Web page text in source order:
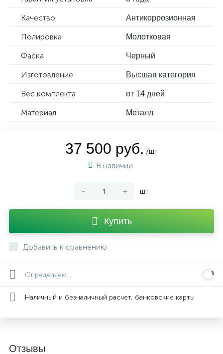
Качество Антикоррозионная
Полировка Молотковая
Фаска Черный
Изготовление Высшая категория
Вес комплекта от 14 дней
Материал Металл
37 500 руб. /шт
В наличии
- + шт
Купить
Добавить к сравнению
Определяем...
Наличный и безналичный расчет, банковские карты
Отзывы